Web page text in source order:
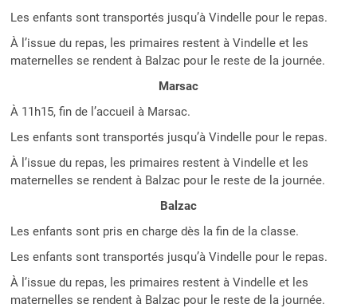
Les enfants sont transportés jusqu’à Vindelle pour le repas.
À l’issue du repas, les primaires restent à Vindelle et les
maternelles se rendent à Balzac pour le reste de la journée.
Marsac
À 11h15, fin de l’accueil à Marsac.
Les enfants sont transportés jusqu’à Vindelle pour le repas.
À l’issue du repas, les primaires restent à Vindelle et les
maternelles se rendent à Balzac pour le reste de la journée.
Balzac
Les enfants sont pris en charge dès la fin de la classe.
Les enfants sont transportés jusqu’à Vindelle pour le repas.
À l’issue du repas, les primaires restent à Vindelle et les
maternelles se rendent à Balzac pour le reste de la journée.